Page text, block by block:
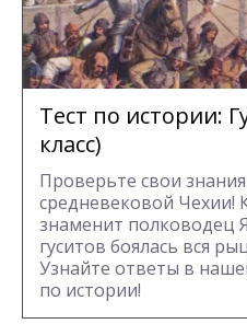
Тест по истории:
класс)
Проверьте свои
средневековой Чехии!
знаменит полководец
гуситов боялась вся
Узнайте ответы в
по истории!